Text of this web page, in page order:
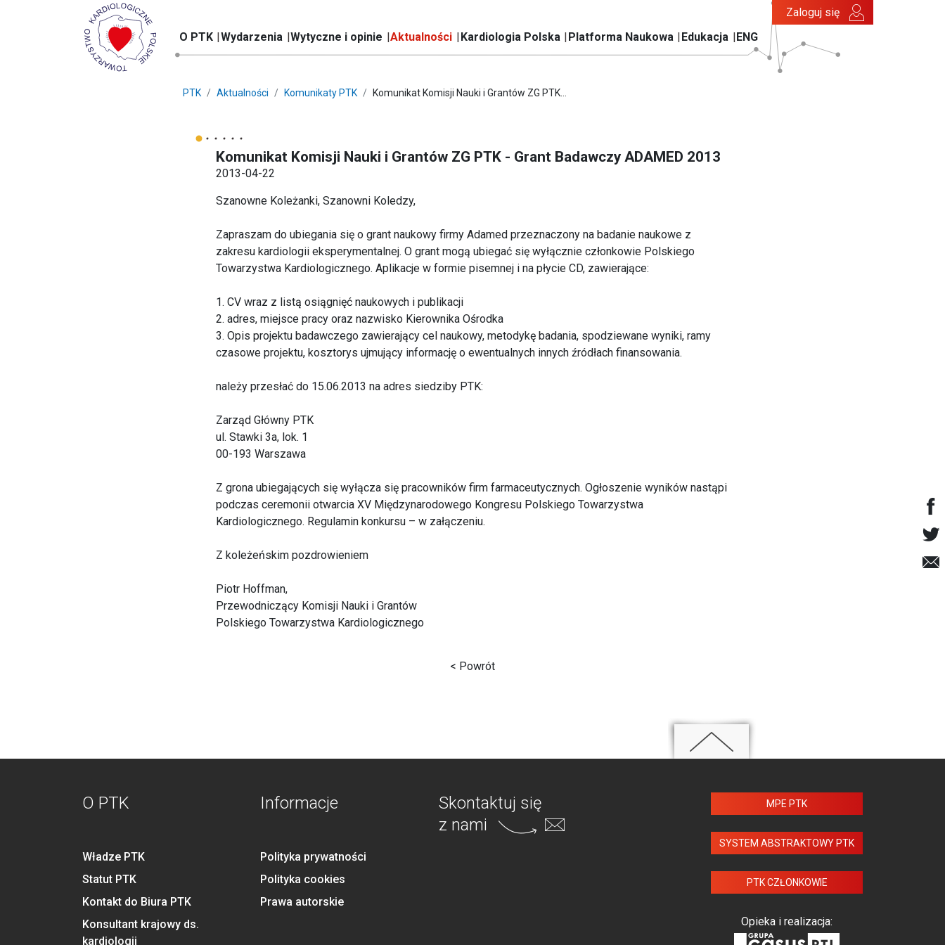
O PTK Wydarzenia Wytyczne i opinie Aktualności Kardiologia Polska Platforma Naukowa Edukacja ENG
Zaloguj się
PTK Aktualności Komunikaty PTK Komunikat Komisji Nauki i Grantów ZG PTK...
Komunikat Komisji Nauki i Grantów ZG PTK - Grant Badawczy ADAMED 2013
2013-04-22
Szanowne Koleżanki, Szanowni Koledzy,
Zapraszam do ubiegania się o grant naukowy firmy Adamed przeznaczony na badanie naukowe z
zakresu kardiologii eksperymentalnej. O grant mogą ubiegać się wyłącznie członkowie Polskiego
Towarzystwa Kardiologicznego. Aplikacje w formie pisemnej i na płycie CD, zawierające:
1. CV wraz z listą osiągnięć naukowych i publikacji
2. adres, miejsce pracy oraz nazwisko Kierownika Ośrodka
3. Opis projektu badawczego zawierający cel naukowy, metodykę badania, spodziewane wyniki, ramy
czasowe projektu, kosztorys ujmujący informację o ewentualnych innych źródłach finansowania.
należy przesłać do 15.06.2013 na adres siedziby PTK:
Zarząd Główny PTK
ul. Stawki 3a, lok. 1
00-193 Warszawa
Z grona ubiegających się wyłącza się pracowników firm farmaceutycznych. Ogłoszenie wyników nastąpi
podczas ceremonii otwarcia XV Międzynarodowego Kongresu Polskiego Towarzystwa
Kardiologicznego. Regulamin konkursu – w załączeniu.
Z koleżeńskim pozdrowieniem
Piotr Hoffman,
Przewodniczący Komisji Nauki i Grantów
Polskiego Towarzystwa Kardiologicznego
< Powrót
O PTK
Władze PTK
Statut PTK
Kontakt do Biura PTK
Konsultant krajowy ds.
kardiologii
Informacje
Polityka prywatności
Polityka cookies
Prawa autorskie
Skontaktuj się
z nami
MPE PTK
SYSTEM ABSTRAKTOWY PTK
PTK CZŁONKOWIE
Opieka i realizacja: